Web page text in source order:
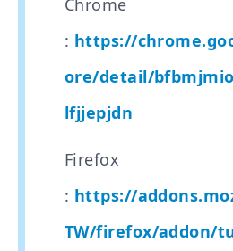
: https://
ore/detail/
lfjjepjdn
Firefox
: https://
TW/firefox/addon/